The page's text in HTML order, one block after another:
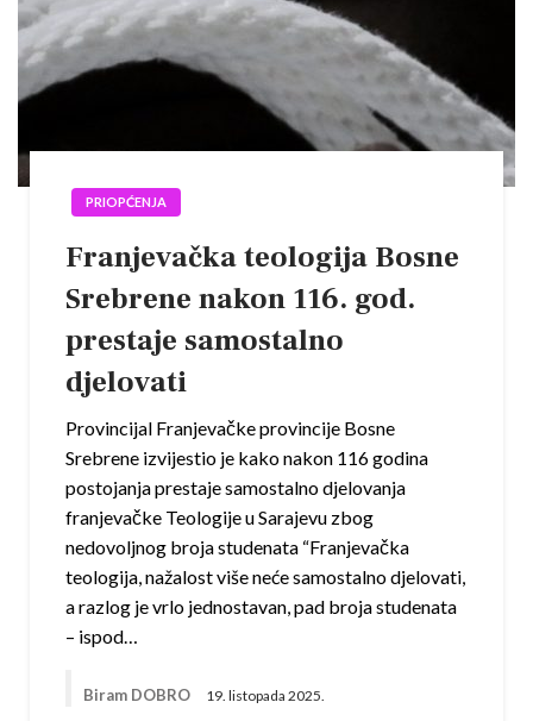
PRIOPĆENJA
Franjevačka teologija Bosne
Srebrene nakon 116. god.
prestaje samostalno
djelovati
Provincijal Franjevačke provincije Bosne
Srebrene izvijestio je kako nakon 116 godina
postojanja prestaje samostalno djelovanja
franjevačke Teologije u Sarajevu zbog
nedovoljnog broja studenata “Franjevačka
teologija, nažalost više neće samostalno djelovati,
a razlog je vrlo jednostavan, pad broja studenata
– ispod…
Biram DOBRO 19. listopada 2025.